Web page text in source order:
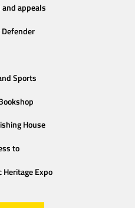
appeals
Sports
House
to
Heritage Expo